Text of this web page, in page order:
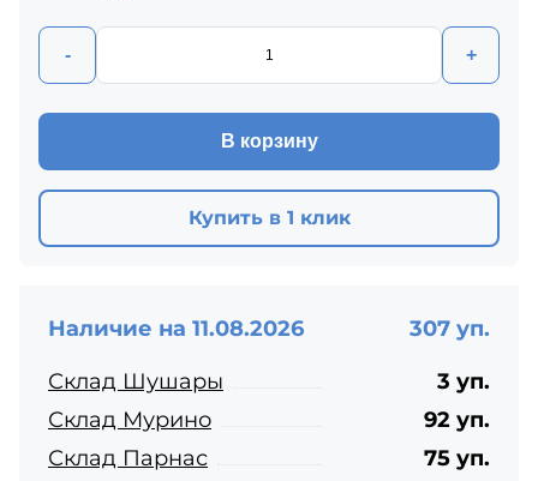
- +
В корзину
Купить в 1 клик
Наличие на 11.08.2026
307 уп.
Склад Шушары
3 уп.
Склад Мурино
92 уп.
Склад Парнас
75 уп.